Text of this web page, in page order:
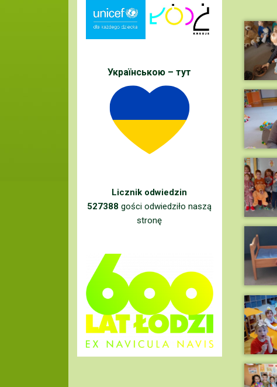
Українською – тут
Licznik odwiedzin
527388 gości odwiedziło naszą
stronę